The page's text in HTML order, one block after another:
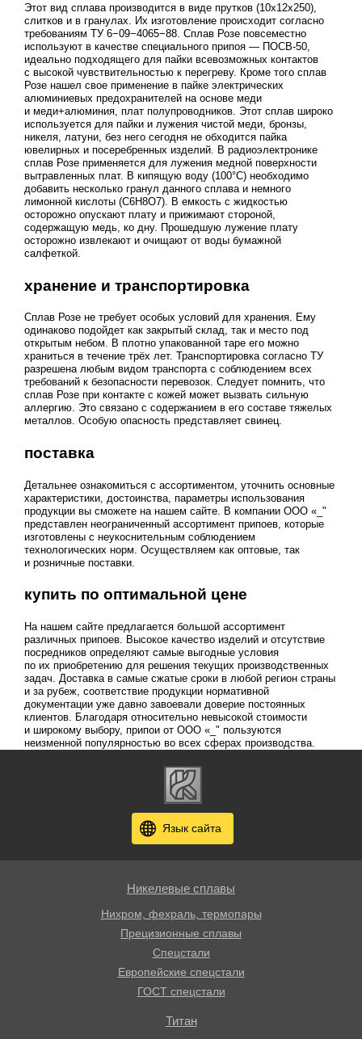
Этот вид сплава производится в виде прутков (10x12x250),
слитков и в гранулах. Их изготовление происходит согласно
требованиям ТУ 6−09−4065−88. Сплав Розе повсеместно
используют в качестве специального припоя — ПОСВ-50,
идеально подходящего для пайки всевозможных контактов
с высокой чувствительностью к перегреву. Кроме того сплав
Розе нашел свое применение в пайке электрических
алюминиевых предохранителей на основе меди
и меди+алюминия, плат полупроводников. Этот сплав широко
используется для пайки и лужения чистой меди, бронзы,
никеля, латуни, без него сегодня не обходится пайка
ювелирных и посеребренных изделий. В радиоэлектронике
сплав Розе применяется для лужения медной поверхности
вытравленных плат. В кипящую воду (100°С) необходимо
добавить несколько гранул данного сплава и немного
лимонной кислоты (C6H8O7). В емкость с жидкостью
осторожно опускают плату и прижимают стороной,
содержащую медь, ко дну. Прошедшую лужение плату
осторожно извлекают и очищают от воды бумажной
салфеткой.
хранение и транспортировка
Сплав Розе не требует особых условий для хранения. Ему
одинаково подойдет как закрытый склад, так и место под
открытым небом. В плотно упакованной таре его можно
храниться в течение трёх лет. Транспортировка согласно ТУ
разрешена любым видом транспорта с соблюдением всех
требований к безопасности перевозок. Следует помнить, что
сплав Розе при контакте с кожей может вызвать сильную
аллергию. Это связано с содержанием в его составе тяжелых
металлов. Особую опасность представляет свинец.
поставка
Детальнее ознакомиться с ассортиментом, уточнить основные
характеристики, достоинства, параметры использования
продукции вы сможете на нашем сайте. В компании ООО «_"
представлен неограниченный ассортимент припоев, которые
изготовлены с неукоснительным соблюдением
технологических норм. Осуществляем как оптовые, так
и розничные поставки.
купить по оптимальной цене
На нашем сайте предлагается большой ассортимент
различных припоев. Высокое качество изделий и отсутствие
посредников определяют самые выгодные условия
по их приобретению для решения текущих производственных
задач. Доставка в самые сжатые сроки в любой регион страны
и за рубеж, соответствие продукции нормативной
документации уже давно завоевали доверие постоянных
клиентов. Благодаря относительно невысокой стоимости
и широкому выбору, припои от ООО «_" пользуются
неизменной популярностью во всех сферах производства.
Язык сайта
Никелевые сплавы
Нихром, фехраль, термопары
Прецизионные сплавы
Спецстали
Европейские спецстали
ГОСТ спецстали
Титан